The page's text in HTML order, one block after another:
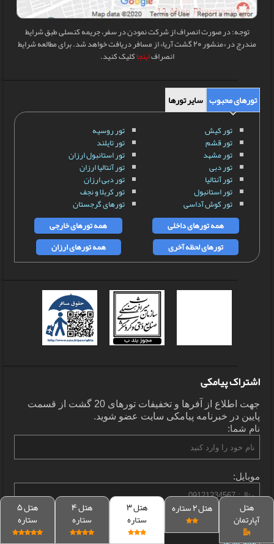
هتل
آپارتمان
هتل 2 ستاره هتل 3
ستاره
هتل 4
ستاره
هتل 5
ستاره
توجه: در صورت انصراف از شرکت نمودن در سفر، جریمه کنسلی طبق شرایط
مندرج در «منشور 20 گشت آریا» از مسافر دریافت خواهد شد. برای مطالعه شرایط
انصرافاینجاکلیک کنید.
تورهای محبوب سایر تورها
تور کیش
تور قشم
تور مشهد
تور دبی
تور آنتالیا
تور استانبول
تور کوش آداسی
تور روسیه
تور تایلند
تور استانبول ارزان
تور آنتالیا ارزان
تور دبی ارزان
تور کربلا و نجف
تورهای گرجستان
همه تورهای داخلی
همه تورهای خارجی
تورهای لحظه آخری
همه تورهای ارزان
اشتراک پیامکی
جهت اطلاع از آفرها و تخفیفات تورهای 20 گشت از قسمت
پایین در خبرنامه پیامکی سایت عضو شوید.
نام شما:
موبایل:
گروه: